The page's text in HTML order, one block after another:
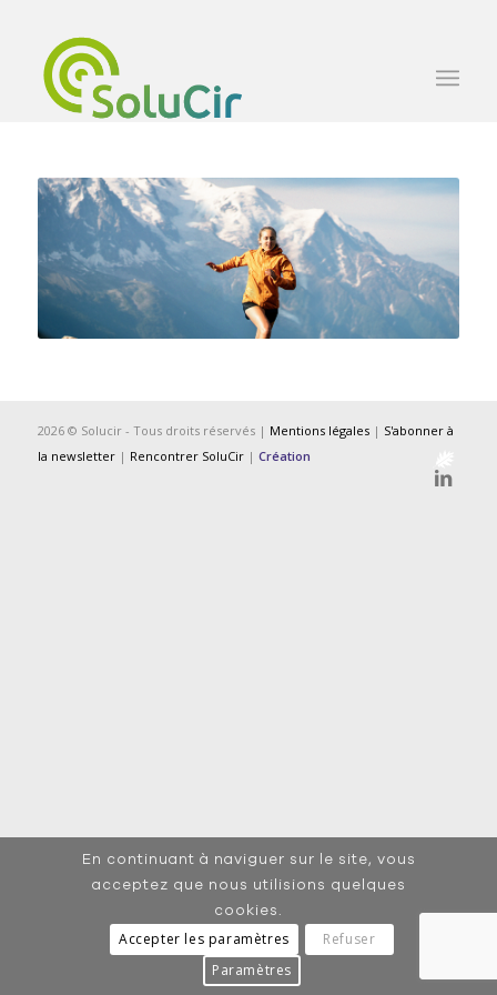
2026 © Solucir - Tous droits réservés | Mentions légales| S'abonner à
la newsletter| Rencontrer SoluCir| Création
En continuant à naviguer sur le site, vous
acceptez que nous utilisions quelques
cookies.
Accepter les paramètres
Refuser
Paramètres